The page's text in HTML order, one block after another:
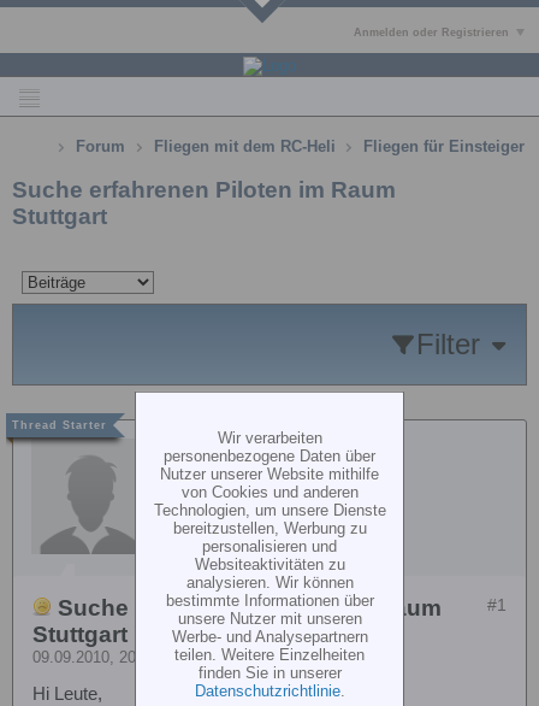
Anmelden oder Registrieren
Forum Fliegen mit dem RC-Heli Fliegen für Einsteiger
Suche erfahrenen Piloten im Raum
Stuttgart
Filter
cuatbarbq
#1
Suche erfahrenen Piloten im Raum
Stuttgart
09.09.2010, 20:10
Hi Leute,
Wir verarbeiten
personenbezogene Daten über
Nutzer unserer Website mithilfe
von Cookies und anderen
Technologien, um unsere Dienste
bereitzustellen, Werbung zu
personalisieren und
Websiteaktivitäten zu
analysieren. Wir können
bestimmte Informationen über
unsere Nutzer mit unseren
Werbe- und Analysepartnern
teilen. Weitere Einzelheiten
finden Sie in unserer
Datenschutzrichtlinie.